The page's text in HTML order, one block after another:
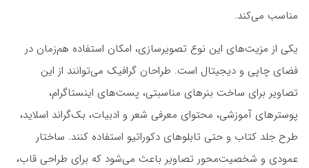
مناسب می‌کند.
یکی از مزیت‌های این نوع تصویرسازی، امکان استفاده هم‌زمان در
فضای چاپی و دیجیتال است. طراحان گرافیک می‌توانند از این
تصاویر برای ساخت بنرهای مناسبتی، پست‌های اینستاگرام،
پوسترهای آموزشی، محتوای معرفی شعر و ادبیات، بک‌گراند اسلاید،
طرح جلد کتاب و حتی تابلوهای دکوراتیو استفاده کنند. ساختار
عمودی و شخصیت‌محور تصاویر باعث می‌شود که برای طراحی قاب،